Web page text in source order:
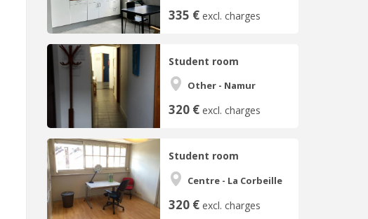
335 € excl. charges
Student room
Other - Namur
320 € excl. charges
Student room
Centre - La Corbeille
320 € excl. charges